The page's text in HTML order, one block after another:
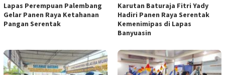
Lapas Perempuan Palembang
Gelar Panen Raya Ketahanan
Pangan Serentak
Karutan Baturaja Fitri Yady
Hadiri Panen Raya Serentak
Kemenimipas di Lapas
Banyuasin